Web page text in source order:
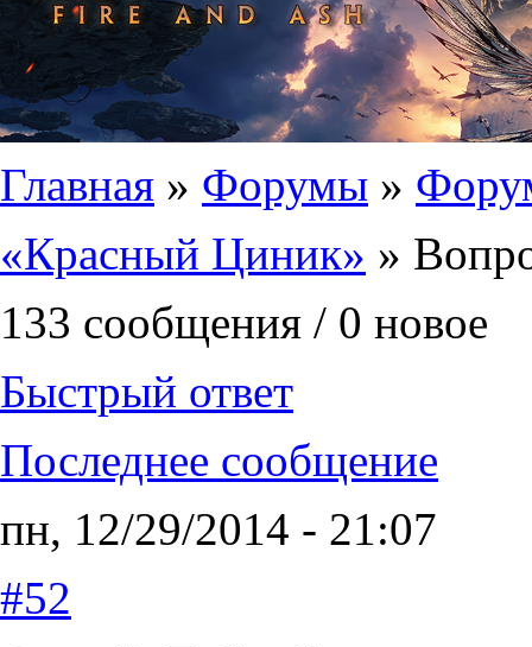
Главная » Форумы »
«Красный Циник» »
133 сообщения / 0 новое
Быстрый ответ
Последнее сообщение
пн, 12/29/2014 - 21:07
#52